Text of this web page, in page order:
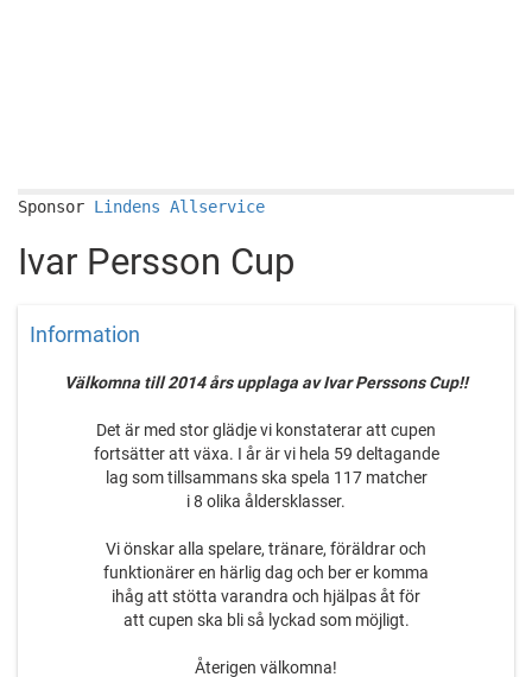
Sponsor Lindens Allservice
Ivar Persson Cup
Information
Välkomna till 2014 års upplaga av Ivar Perssons Cup!!
Det är med stor glädje vi konstaterar att cupen
fortsätter att växa. I år är vi hela 59 deltagande
lag som tillsammans ska spela 117 matcher
i 8 olika åldersklasser.
Vi önskar alla spelare, tränare, föräldrar och
funktionärer en härlig dag och ber er komma
ihåg att stötta varandra och hjälpas åt för
att cupen ska bli så lyckad som möjligt.
Återigen välkomna!